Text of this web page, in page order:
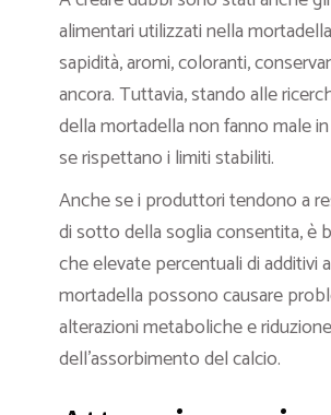
alimentari utilizzati nella
sapidità, aromi, coloranti,
ancora. Tuttavia, stando alle
della mortadella non fanno male
se rispettano i limiti stabiliti.
Anche se i produttori tendono a
di sotto della soglia consentita, è
che elevate percentuali di additivi
mortadella possono causare
alterazioni metaboliche e riduzione
dell’assorbimento del calcio.